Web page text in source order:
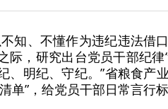
知、不懂作为违纪违法借
，研究出台党员干部纪律
、明纪、守纪。”省粮食产
”，给党员干部日常言行